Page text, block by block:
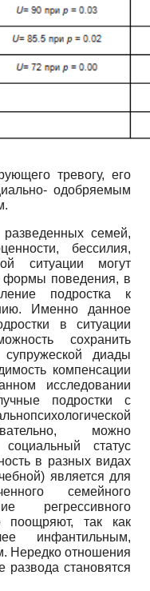
тревогу, его
одобряемым
семей,
бессилия,
ситуации могут
формы поведения, в
подростка к
Именно данное
в ситуации
сохранить
диады
компенсации
исследовании
подростки с
можно
статус
в разных видах
является для
семейного
регрессивного
поощряют, так как
инфантильным,
Нередко отношения
развода становятся